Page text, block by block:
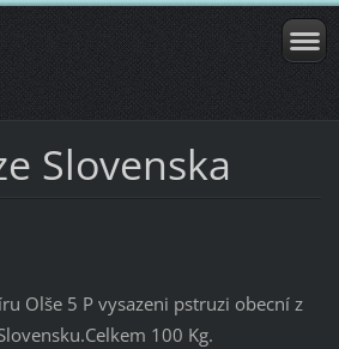
Slovenska
Olše 5 P vysazeni pstruzi obecní z
100 Kg.